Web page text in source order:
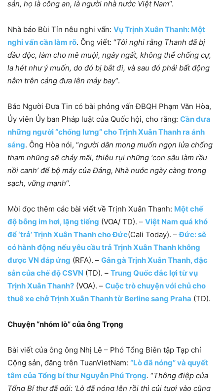
sản, họ là công an, là người nhà nước Việt Nam“.
Nhà báo Bùi Tín nêu nghi vấn: Vụ Trịnh Xuân Thanh: Một
nghi vấn cần làm rõ. Ông viết: “Tôi nghi rằng Thanh đã bị
đầu độc, làm cho mê muội, ngây ngất, không thể chống cự,
la hét như ý muốn, do đó bị bắt đi, và sau đó phải bất động
nằm trên cáng đưa lên máy bay“.
Báo Người Đưa Tin có bài phỏng vấn ĐBQH Phạm Văn Hòa,
Ủy viên Ủy ban Pháp luật của Quốc hội, cho rằng: Cần đưa
những người “chống lưng” cho Trịnh Xuân Thanh ra ánh
sáng. Ông Hòa nói, “người dân mong muốn ngọn lửa chống
tham nhũng sẽ cháy mãi, thiêu rụi những ‘con sâu làm rầu
nồi canh’ để bộ máy của Đảng, Nhà nước ngày càng trong
sạch, vững mạnh“.
Mời đọc thêm các bài viết về Trịnh Xuân Thanh: Một chế
độ bỗng im hơi, lặng tiếng (VOA/ TD). – Việt Nam quá khó
để ‘trả’ Trịnh Xuân Thanh cho Đức(Cali Today). –Đức: sẽ
có hành động nếu yêu cầu trả Trịnh Xuân Thanh không
được VN đáp ứng (RFA). – Gân gà Trịnh Xuân Thanh, đặc
sản của chế độ CSVN (TD). – Trung Quốc đắc lợi từ vụ
Trịnh Xuân Thanh? (VOA). – Cuộc trò chuyện với chủ cho
thuê xe chở Trịnh Xuân Thanh từ Berline sang Praha (TD).
Chuyện “nhóm lò” của ông Trọng
Bài viết của ông ông Nhị Lê – Phó Tổng Biên tập Tạp chí
Cộng sản, đăng trên TuanVietNam: “Lò đã nóng” và quyết
tâm của Tổng bí thư Nguyễn Phú Trọng. “Thông điệp của
Tổng Bí thư đã gửi: ‘Lò đã nóng lên rồi thì củi tươi vào cũng